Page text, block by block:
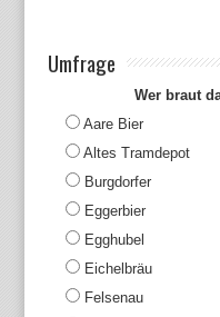
Umfrage
Wer braut
Aare Bier
Altes Tramdepot
Burgdorfer
Eggerbier
Egghubel
Eichelbräu
Felsenau